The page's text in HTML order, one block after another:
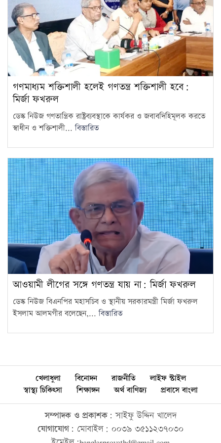
গণমাধ্যম শক্তিশালী হলেই গণতন্ত্র শক্তিশালী হবে:
মির্জা ফখরুল
ডেস্ক নিউজ গণতান্ত্রিক রাষ্ট্রব্যবস্থাকে কার্যকর ও জবাবদিহিমূলক করতে
স্বাধীন ও শক্তিশালী...বিস্তারিত
আওয়ামী লীগের সঙ্গে গণতন্ত্র যায় না: মির্জা ফখরুল
ডেস্ক নিউজ বিএনপির মহাসচিব ও স্থানীয় সরকারমন্ত্রী মির্জা ফখরুল
ইসলাম আলমগীর বলেছেন,...বিস্তারিত
খেলাধুলা বিনোদন রাজনীতি
লাইফ স্টাইল
স্বাস্থ্য চিকিৎসা
শিক্ষাঙ্গন অর্থ বাণিজ্য প্রবাসে বাংলা
সম্পাদক ও প্রকাশক: সাইফু উদ্দিন খালেদ
যোগাযোগ: মোবাইল: ০০৩৯ ৩৫১১২৩৭০৩০